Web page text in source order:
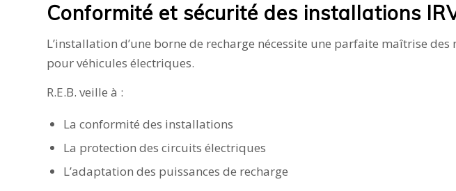
Conformité et sécurité des installations
L’installation d’une borne de recharge nécessite une parfaite maîtrise
pour véhicules électriques.
R.E.B. veille à :
La conformité des installations
La protection des circuits électriques
L’adaptation des puissances de recharge